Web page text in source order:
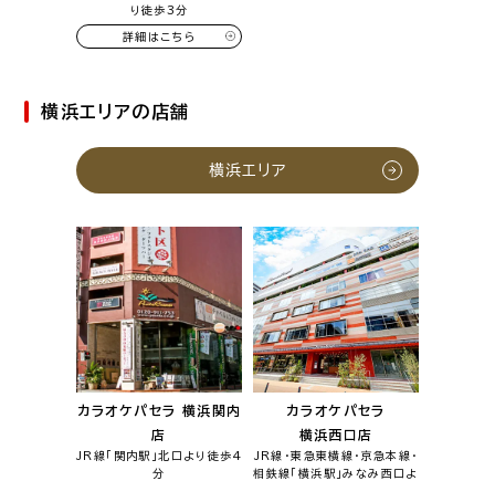
り徒歩3分
詳細はこちら
横浜エリアの店舗
横浜エリア
カラオケパセラ 横浜関内
店
JR線「関内駅」北口より徒歩4
分
カラオケパセラ
横浜西口店
JR線・東急東横線・京急本線・
相鉄線「横浜駅」みなみ西口よ